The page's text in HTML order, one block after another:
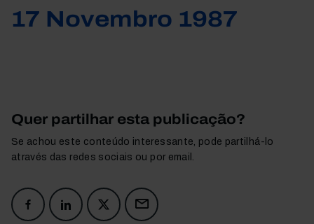
17 Novembro 1987
Quer partilhar esta publicação?
Se achou este conteúdo interessante, pode partilhá-lo
através das redes sociais ou por email.